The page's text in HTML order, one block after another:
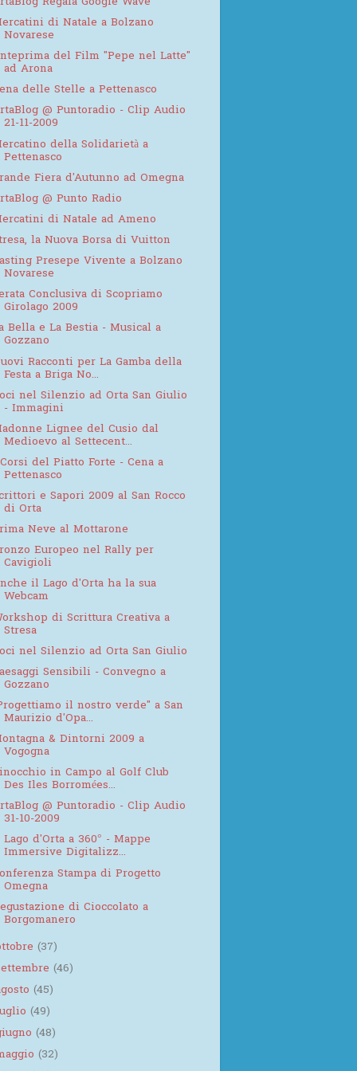
di Natale a Bolzano
Novarese
del Film "Pepe nel Latte"
ad Arona
delle Stelle a Pettenasco
@ Puntoradio - Clip Audio
21-11-2009
della Solidarietà a
Pettenasco
Fiera d'Autunno ad Omegna
@ Punto Radio
di Natale ad Ameno
la Nuova Borsa di Vuitton
Presepe Vivente a Bolzano
Novarese
Conclusiva di Scopriamo
Girolago 2009
Bella e La Bestia - Musical a
Gozzano
Racconti per La Gamba della
Festa a Briga No...
nel Silenzio ad Orta San Giulio
- Immagini
Lignee del Cusio dal
Medioevo al Settecent...
del Piatto Forte - Cena a
Pettenasco
e Sapori 2009 al San Rocco
di Orta
Neve al Mottarone
Europeo nel Rally per
Cavigioli
il Lago d'Orta ha la sua
Webcam
di Scrittura Creativa a
Stresa
nel Silenzio ad Orta San Giulio
Sensibili - Convegno a
Gozzano
il nostro verde" a San
Maurizio d'Opa...
& Dintorni 2009 a
Vogogna
in Campo al Golf Club
Des Iles Borromées...
@ Puntoradio - Clip Audio
31-10-2009
d'Orta a 360° - Mappe
Immersive Digitalizz...
Stampa di Progetto
Omegna
di Cioccolato a
Borgomanero
(37)
(46)
(45)
(49)
(48)
(32)